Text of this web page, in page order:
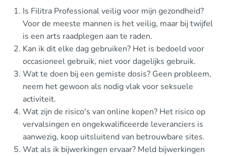
Is Filitra Professional veilig voor mijn gezondheid?
Voor de meeste mannen is het veilig, maar bij twijfel
is een arts raadplegen aan te raden.
Kan ik dit elke dag gebruiken? Het is bedoeld voor
occasioneel gebruik, niet voor dagelijks gebruik.
Wat te doen bij een gemiste dosis? Geen probleem,
neem het gewoon als nodig vlak voor seksuele
activiteit.
Wat zijn de risico's van online kopen? Het risico op
vervalsingen en ongekwalificeerde leveranciers is
aanwezig, koop uitsluitend van betrouwbare sites.
Wat als ik bijwerkingen ervaar? Meld bijwerkingen